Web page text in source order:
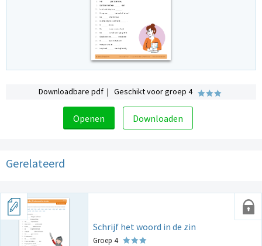
Downloadbare pdf | Geschikt voor groep 4
Openen Downloaden
Gerelateerd
Schrijf het woord in de zin
Groep 4